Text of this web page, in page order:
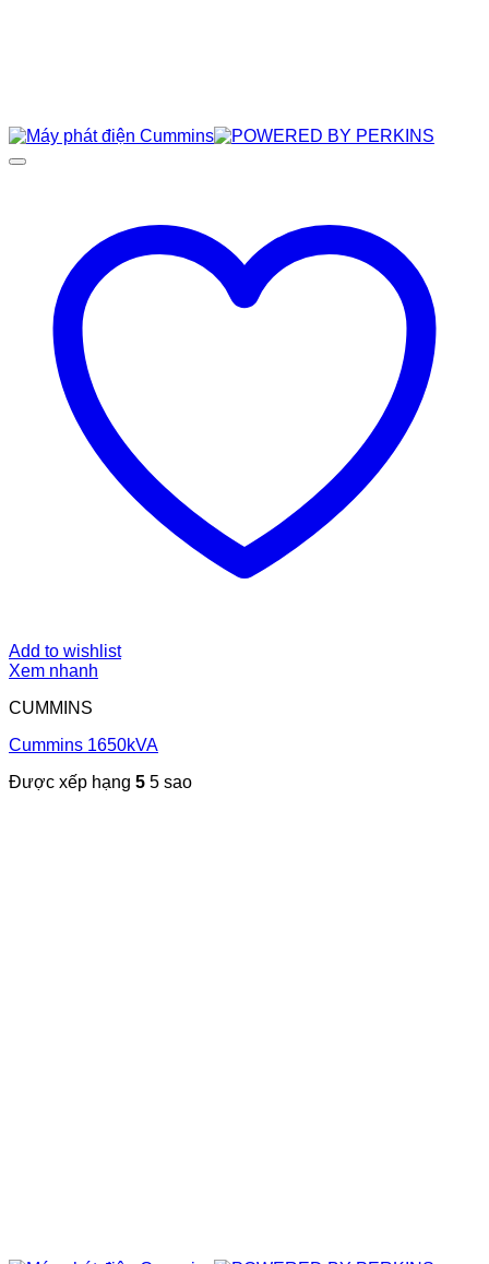
Add to wishlist
Xem nhanh
CUMMINS
Cummins 1650kVA
Được xếp hạng 5 5 sao